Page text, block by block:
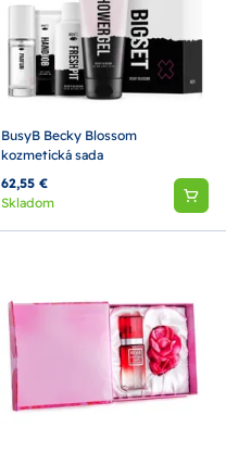
BusyB Becky Blossom
kozmetická sada
62,55 €
Skladom